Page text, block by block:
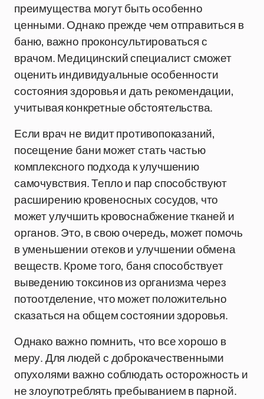
преимущества могут быть особенно
ценными. Однако прежде чем отправиться в
баню, важно проконсультироваться с
врачом. Медицинский специалист сможет
оценить индивидуальные особенности
состояния здоровья и дать рекомендации,
учитывая конкретные обстоятельства.
Если врач не видит противопоказаний,
посещение бани может стать частью
комплексного подхода к улучшению
самочувствия. Тепло и пар способствуют
расширению кровеносных сосудов, что
может улучшить кровоснабжение тканей и
органов. Это, в свою очередь, может помочь
в уменьшении отеков и улучшении обмена
веществ. Кроме того, баня способствует
выведению токсинов из организма через
потоотделение, что может положительно
сказаться на общем состоянии здоровья.
Однако важно помнить, что все хорошо в
меру. Для людей с доброкачественными
опухолями важно соблюдать осторожность и
не злоупотреблять пребыванием в парной.